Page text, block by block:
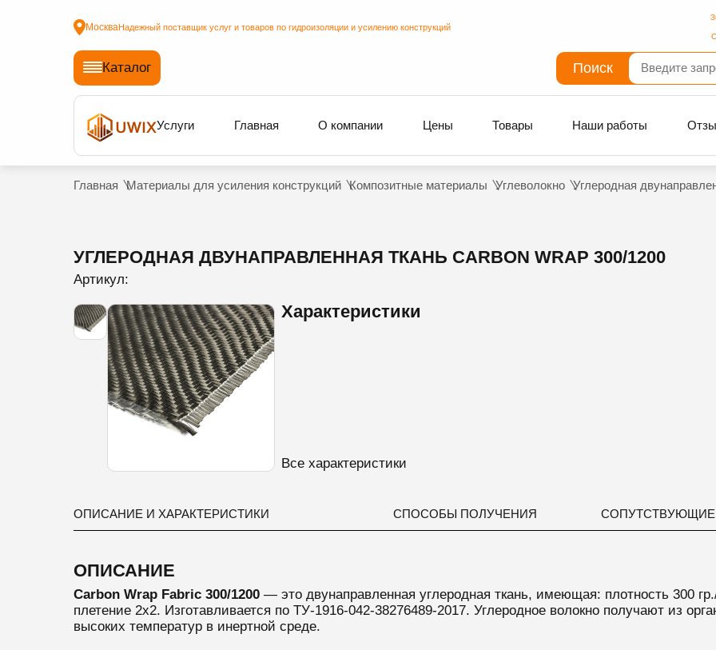
МоскваНадежный поставщик услуг и товаров по гидроизоляции и усилению конструкций
Каталог Поиск
Услуги Главная О компании Цены Товары Наши работы
Главная Материалы для усиления конструкций Композитные материалы Углеволокно Углеродная
УГЛЕРОДНАЯ ДВУНАПРАВЛЕННАЯ ТКАНЬ CARBON WRAP 300/1200
Артикул:
Характеристики
Все характеристики
ОПИСАНИЕ И ХАРАКТЕРИСТИКИ СПОСОБЫ ПОЛУЧЕНИЯ СОПУТСТВУЮЩИЕ
ОПИСАНИЕ
Carbon Wrap Fabric 300/1200— этодвунаправленная углеродная ткань, имеющая: плотность 300
плетение 2х2. Изготавливается по ТУ-1916-042-38276489-2017. Углеродное волокно получают из
высоких температур в инертной среде.